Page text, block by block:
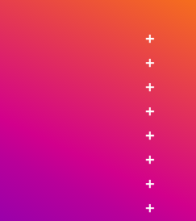
+
+
+
+
+
+
+
+